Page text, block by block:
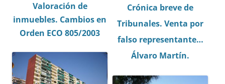
Valoración de
inmuebles. Cambios en
Orden ECO 805/2003
Crónica breve de
Tribunales. Venta por
falso representante…
Álvaro Martín.